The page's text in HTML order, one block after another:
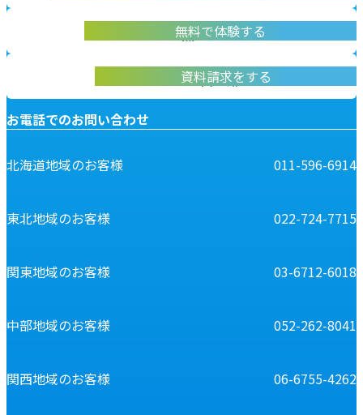
無料デモ体験
実際に操作して体験いただけます
無料で体験する
資料請求
abiliveDXの資料はこちらから
資料請求をする
お電話でのお問い合わせ
北海道地域のお客様 011-596-6914
東北地域のお客様 022-724-7715
関東地域のお客様 03-6712-6018
中部地域のお客様 052-262-8041
関西地域のお客様 06-6755-4262